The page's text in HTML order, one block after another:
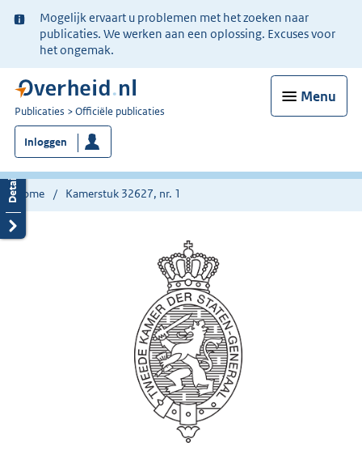
Ter
informatie:
Mogelijk ervaart u problemen met het zoeken naar
publicaties. We werken aan een oplossing. Excuses voor
het ongemak.
Menu
U
bent
nu
hier:
Publicaties Officiële publicaties
Inloggen
Home Kamerstuk 32627, nr. 1